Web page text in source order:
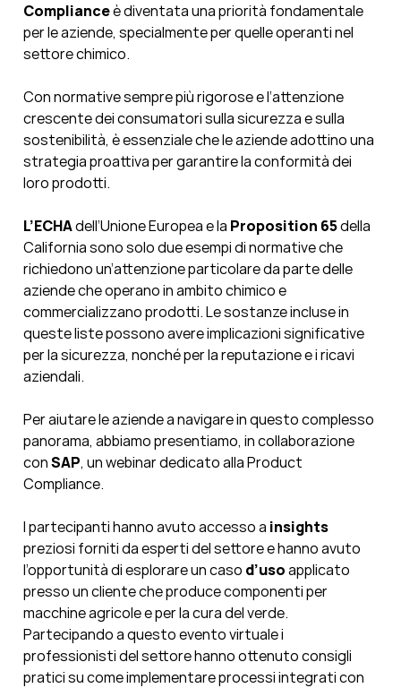
Complianceè diventata una priorità fondamentale
per le aziende, specialmente per quelle operanti nel
settore chimico.
Con normative sempre più rigorose e l’attenzione
crescente dei consumatori sulla sicurezza e sulla
sostenibilità, è essenziale che le aziende adottino una
strategia proattiva per garantire la conformità dei
loro prodotti.
L’ECHAdell’Unione Europea e la Proposition 65della
California sono solo due esempi di normative che
richiedono un’attenzione particolare da parte delle
aziende che operano in ambito chimico e
commercializzano prodotti. Le sostanze incluse in
queste liste possono avere implicazioni significative
per la sicurezza, nonché per la reputazione e i ricavi
aziendali.
Per aiutare le aziende a navigare in questo complesso
panorama, abbiamo presentiamo, in collaborazione
conSAP, un webinar dedicato alla Product
Compliance.
I partecipanti hanno avuto accesso a insights
preziosi forniti da esperti del settore e hanno avuto
l’opportunità di esplorare un caso d’usoapplicato
presso un cliente che produce componenti per
macchine agricole e per la cura del verde.
Partecipando a questo evento virtuale i
professionisti del settore hanno ottenuto consigli
pratici su come implementare processi integrati con